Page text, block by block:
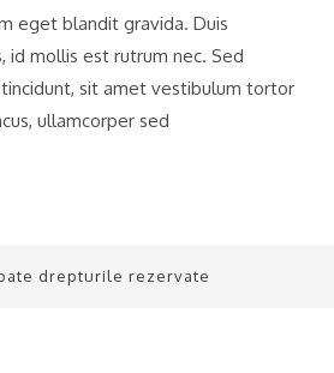
eget blandit gravida. Duis
id mollis est rutrum nec. Sed
sit amet vestibulum tortor
ullamcorper sed
drepturile rezervate